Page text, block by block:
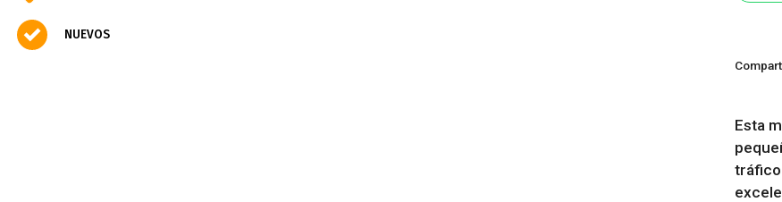
NUEVOS
Esta
tráfico